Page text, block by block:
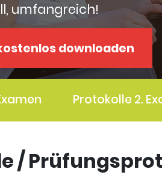
umfangreich!
downloaden
Protokolle 2.
/